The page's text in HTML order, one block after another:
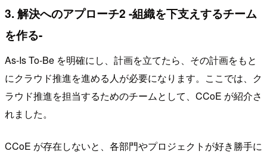
3. 解決へのアプローチ2 -組織を下支えするチーム
を作る-
As-Is To-Be を明確にし、計画を立てたら、その計画をもと
にクラウド推進を進める人が必要になります。ここでは、ク
ラウド推進を担当するためのチームとして、CCoE が紹介さ
れました。
CCoE が存在しないと、各部門やプロジェクトが好き勝手に